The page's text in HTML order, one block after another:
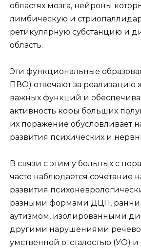
областях мозга, нейроны
лимбическую и
ретикулярную субстанцию и
область.
Эти функциональные
ПВО) отвечают за реализацию
важных функций и
активность коры больших
их поражение обусловливает
развития психических и
В связи с этим у больных с
часто наблюдается сочетание
развития
разными формами ДЦП,
аутизмом, изолированными
другими нарушениями
умственной отсталостью (УО)